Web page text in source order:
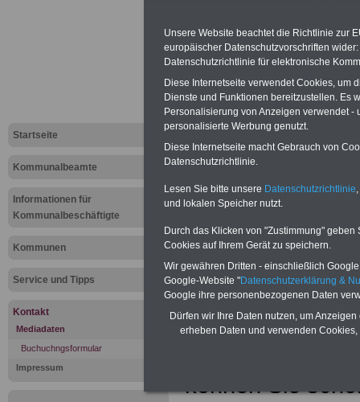
Startseite
Kommunalbeamte
Informationen für
Kommunalbeschäftigte
Kommunen
Service und Tipps
Kontakt
Mediadaten
Buchuchngsformular
Impressum
(Beamte &
Nachzahlungen
Beamtezwischenmind.
SERVICE gibt hierzu im II.
(unmittelbar nach Beschluss
Bundesregierung >>>
zur
Sie
und günstiges
können Sie
Unsere Website beachtet die Richtlinie zur
europäischer Datenschutzvorschriften
Datenschutzrichtlinie für elektronische
Diese Internetseite verwendet Cookies, um
Dienste und Funktionen bereitzustellen. Es
Personalisierung von Anzeigen verwendet
personalisierte Werbung genutzt.
Diese Internetseite macht Gebrauch von
Datenschutzrichtlinie.
Lesen Sie bitte unsere Datenschutzrichtlinie
und lokalen Speicher nutzt.
Durch das Klicken von "Zustimmung"
Cookies auf Ihrem Gerät zu speichern.
Wir gewähren Dritten - einschließlich
Google-Website "Datenschutzerklärung &
Google ihre personenbezogenen Daten
Dürfen wir Ihre Daten nutzen, um
erheben Daten und verwenden